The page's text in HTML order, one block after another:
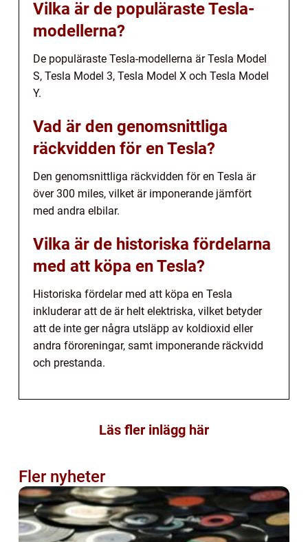
Vilka är de populäraste Tesla-
modellerna?
De populäraste Tesla-modellerna är Tesla Model
S, Tesla Model 3, Tesla Model X och Tesla Model
Y.
Vad är den genomsnittliga
räckvidden för en Tesla?
Den genomsnittliga räckvidden för en Tesla är
över 300 miles, vilket är imponerande jämfört
med andra elbilar.
Vilka är de historiska fördelarna
med att köpa en Tesla?
Historiska fördelar med att köpa en Tesla
inkluderar att de är helt elektriska, vilket betyder
att de inte ger några utsläpp av koldioxid eller
andra föroreningar, samt imponerande räckvidd
och prestanda.
Läs fler inlägg här
Fler nyheter